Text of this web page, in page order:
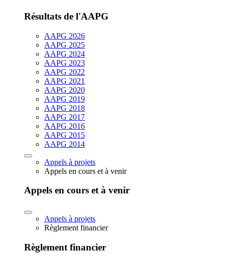
Résultats de l'AAPG
AAPG 2026
AAPG 2025
AAPG 2024
AAPG 2023
AAPG 2022
AAPG 2021
AAPG 2020
AAPG 2019
AAPG 2018
AAPG 2017
AAPG 2016
AAPG 2015
AAPG 2014
Appels à projets
Appels en cours et à venir
Appels en cours et à venir
Appels à projets
Règlement financier
Règlement financier